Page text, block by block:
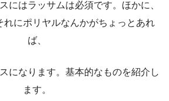
にはラッサムは必須です。ほかに、
れにポリヤルなんかがちょっとあれ
ば、
になります。基本的なものを紹介し
ます。